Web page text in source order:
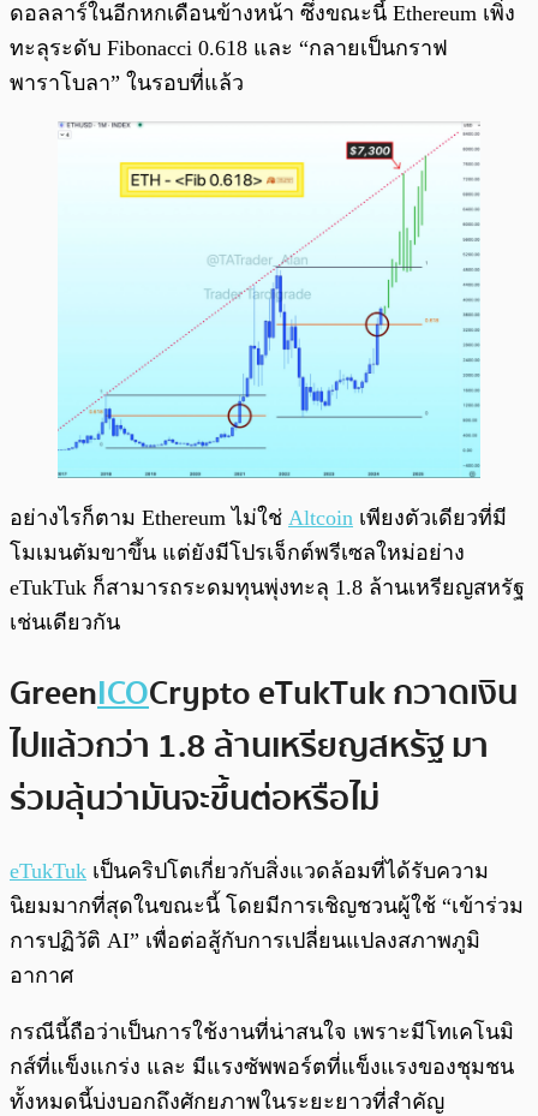
ดอลลาร์ในอีกหกเดือนข้างหน้า ซึ่งขณะนี้ Ethereum เพิ่ง
ทะลุระดับ Fibonacci 0.618 และ “กลายเป็นกราฟ
พาราโบลา” ในรอบที่แล้ว
อย่างไรก็ตาม Ethereum ไม่ใช่ Altcoin เพียงตัวเดียวที่มี
โมเมนตัมขาขึ้น แต่ยังมีโปรเจ็กต์พรีเซลใหม่อย่าง
eTukTuk ก็สามารถระดมทุนพุ่งทะลุ 1.8 ล้านเหรียญสหรัฐ
เช่นเดียวกัน
GreenICOCrypto eTukTuk กวาดเงิน
ไปแล้วกว่า 1.8 ล้านเหรียญสหรัฐ มา
ร่วมลุ้นว่ามันจะขึ้นต่อหรือไม่
eTukTuk เป็นคริปโตเกี่ยวกับสิ่งแวดล้อมที่ได้รับความ
นิยมมากที่สุดในขณะนี้ โดยมีการเชิญชวนผู้ใช้ “เข้าร่วม
การปฏิวัติ AI” เพื่อต่อสู้กับการเปลี่ยนแปลงสภาพภูมิ
อากาศ
กรณีนี้ถือว่าเป็นการใช้งานที่น่าสนใจ เพราะมีโทเคโนมิ
กส์ที่แข็งแกร่ง และ มีแรงซัพพอร์ตที่แข็งแรงของชุมชน
ทั้งหมดนี้บ่งบอกถึงศักยภาพในระยะยาวที่สำคัญ